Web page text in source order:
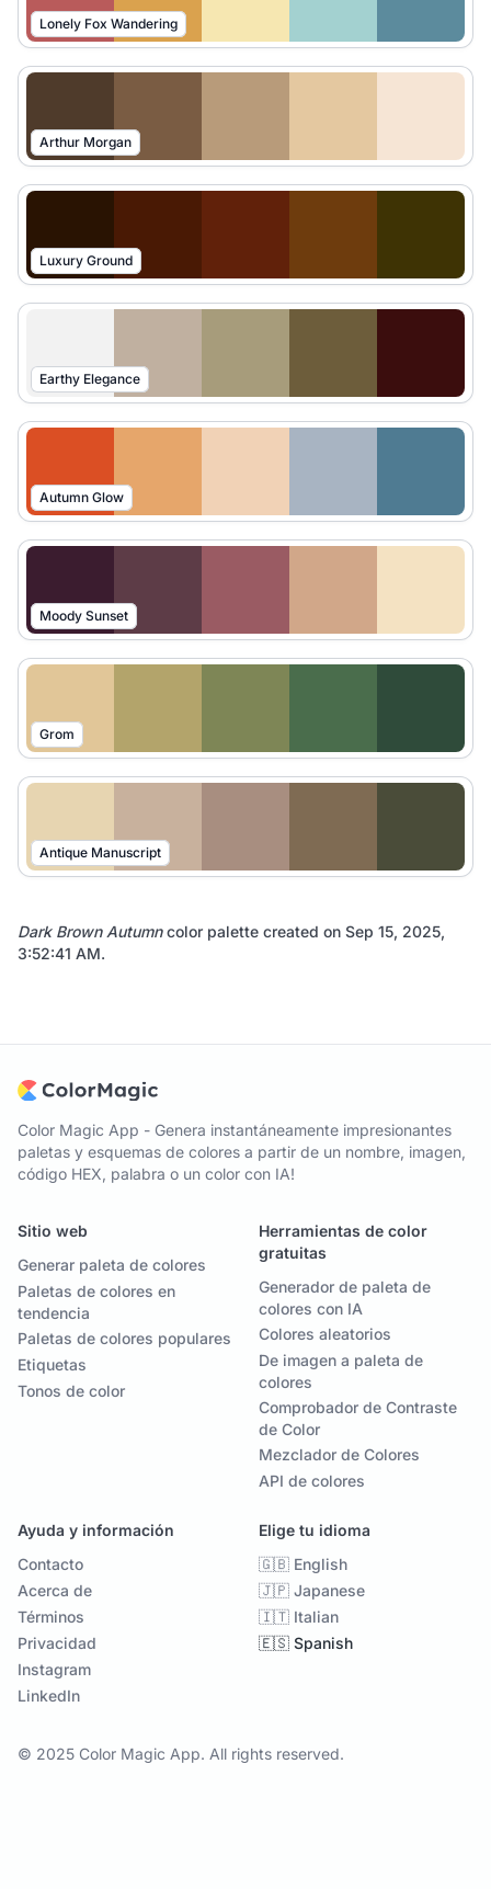
Lonely Fox Wandering
Arthur Morgan
Luxury Ground
Earthy Elegance
Autumn Glow
Moody Sunset
Grom
Antique Manuscript
Dark Brown Autumncolor palette created on Sep 15, 2025,
3:52:41 AM.
Color Magic App - Genera instantáneamente impresionantes
paletas y esquemas de colores a partir de un nombre, imagen,
código HEX, palabra o un color con IA!
Sitio web
Generar paleta de colores
Paletas de colores en
tendencia
Paletas de colores populares
Etiquetas
Tonos de color
Herramientas de color
gratuitas
Generador de paleta de
colores con IA
Colores aleatorios
De imagen a paleta de
colores
Comprobador de Contraste
de Color
Mezclador de Colores
API de colores
Ayuda y información
Contacto
Acerca de
Términos
Privacidad
Instagram
LinkedIn
Elige tu idioma
🇬🇧 English
🇯🇵 Japanese
🇮🇹 Italian
🇪🇸 Spanish
© 2025 Color Magic App. All rights reserved.